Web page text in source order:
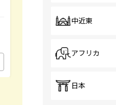
中近東
アフリカ
日本